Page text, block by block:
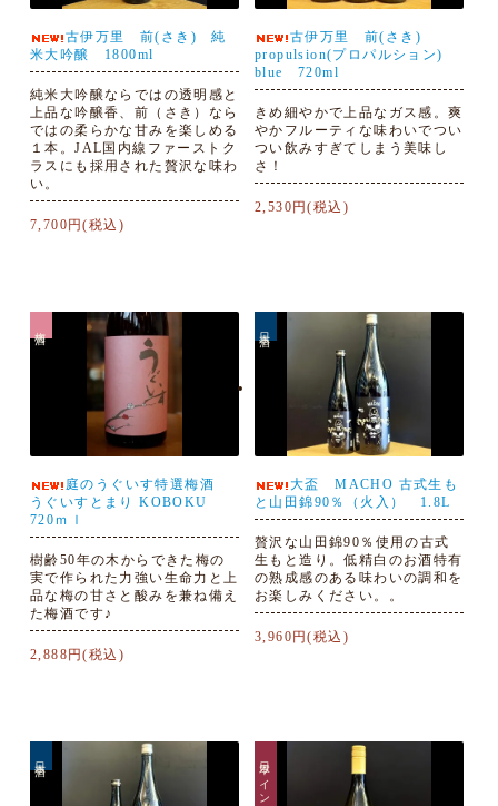
古伊万里 前(さき) 純
米大吟醸 1800ml
純米大吟醸ならではの透明感と
上品な吟醸香、前（さき）なら
ではの柔らかな甘みを楽しめる
１本。JAL国内線ファーストク
ラスにも採用された贅沢な味わ
い。
7,700円(税込)
古伊万里 前(さき)
propulsion(プロパルション)
blue 720ml
きめ細やかで上品なガス感。爽
やかフルーティな味わいでつい
つい飲みすぎてしまう美味し
さ！
2,530円(税込)
庭のうぐいす特選梅酒
うぐいすとまり KOBOKU
720ｍｌ
樹齢50年の木からできた梅の
実で作られた力強い生命力と上
品な梅の甘さと酸みを兼ね備え
た梅酒です♪
2,888円(税込)
大盃 MACHO 古式生も
と山田錦90％（火入） 1.8L
贅沢な山田錦90％使用の古式
生もと造り。低精白のお酒特有
の熟成感のある味わいの調和を
お楽しみください。。
3,960円(税込)
日本ワイン